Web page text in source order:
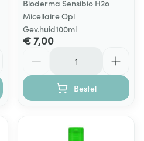
Bioderma Sensibio H2o
Micellaire Opl
Gev.huid100ml
€ 7,00
Bestel